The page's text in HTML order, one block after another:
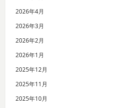
2026年4月
2026年3月
2026年2月
2026年1月
2025年12月
2025年11月
2025年10月